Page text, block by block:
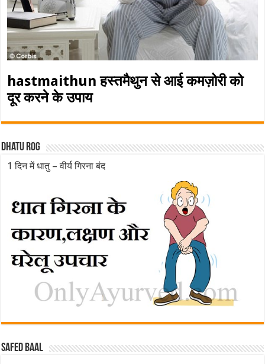
hastmaithun हस्तमैथुन से आई कमज़ोरी को
दूर करने के उपाय
Dhatu rog
1 दिन में धातु – वीर्य गिरना बंद
Safed baal